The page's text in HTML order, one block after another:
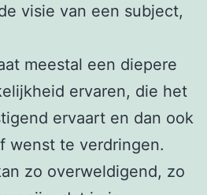
visie van een subject,
meestal een diepere
ervaren, die het
ervaart en dan ook
wenst te verdringen.
zo overweldigend, zo